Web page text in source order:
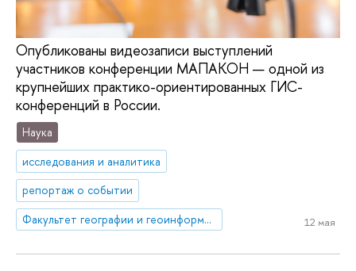
Опубликованы видеозаписи выступлений
участников конференции МАПАКОН — одной из
крупнейших практико-ориентированных ГИС-
конференций в России.
Наука
исследования и аналитика
репортаж о событии
Факультет географии и геоинформационных технологий
12 мая